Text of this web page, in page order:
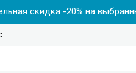
скидка -20% на